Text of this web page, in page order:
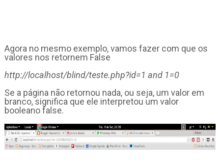
Agora no mesmo exemplo, vamos fazer com que os
valores nos retornem False
http://localhost/blind/teste.php?id=1 and 1=0
Se a página não retornou nada, ou seja, um valor em
branco, significa que ele interpretou um valor
booleano false.